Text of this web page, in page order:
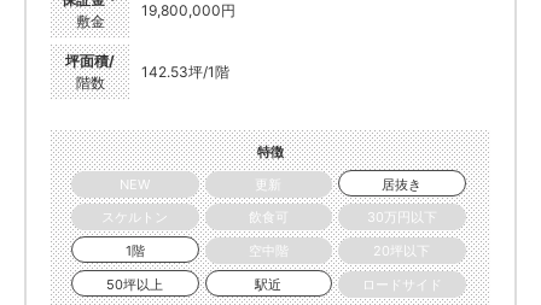
敷金
19,800,000円
坪面積/
階数
142.53坪/1階
特徴
NEW
更新
居抜き
スケルトン
飲食可
30万円以下
1階
空中階
20坪以下
50坪以上
駅近 ロードサイド